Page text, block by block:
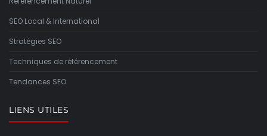
SEO Local & International
Stratégies SEO
Techniques de référencement
Tendances SEO
LIENS UTILES